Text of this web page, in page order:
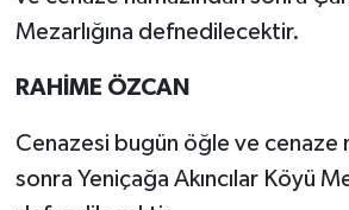
Mezarlığına defnedilecektir.
RAHİME ÖZCAN
Cenazesi bugün öğle ve cenaze
sonra Yeniçağa Akıncılar Köyü